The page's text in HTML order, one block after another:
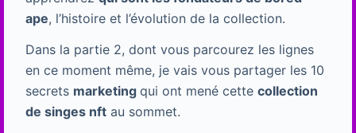
ape, l’histoire et l’évolution de la collection.
Dans la partie 2, dont vous parcourez les lignes
en ce moment même, je vais vous partager les 10
secrets marketing qui ont mené cette collection
de singes nftau sommet.